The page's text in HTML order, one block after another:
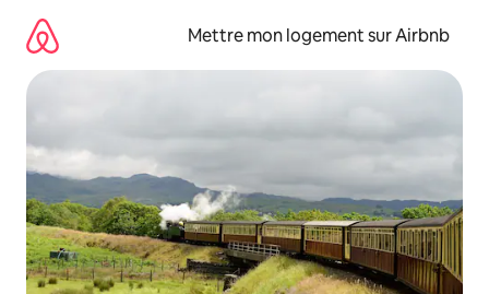
directement
contenu
Mettre mon logement sur Airbnb